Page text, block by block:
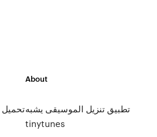
تحميل
About
تطبيق تنزيل الموسيقى يشبه
tinytunes